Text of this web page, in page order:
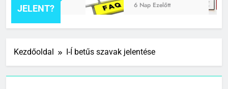
JELENT?
6 Nap Ezelőtt
Kezdőoldal I-Í betűs szavak jelentése